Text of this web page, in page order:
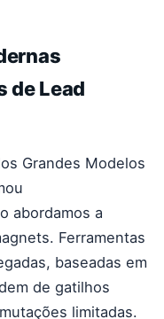
de Lead
Grandes Modelos
abordamos a
Ferramentas
baseadas em
de gatilhos
limitadas.